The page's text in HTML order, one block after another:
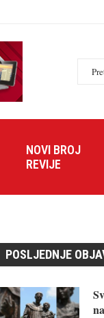
NOVI BROJ
REVIJE
POSLJEDNJE